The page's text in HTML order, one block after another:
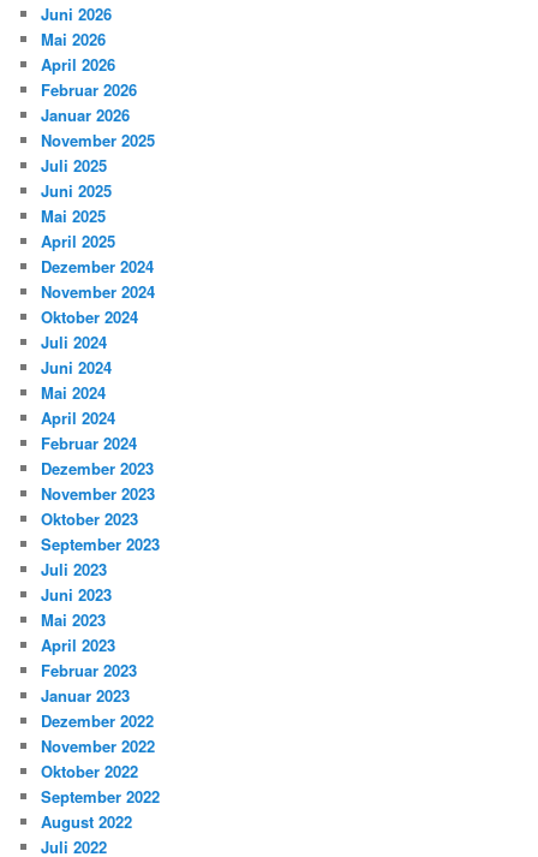
Juni 2026
Mai 2026
April 2026
Februar 2026
Januar 2026
November 2025
Juli 2025
Juni 2025
Mai 2025
April 2025
Dezember 2024
November 2024
Oktober 2024
Juli 2024
Juni 2024
Mai 2024
April 2024
Februar 2024
Dezember 2023
November 2023
Oktober 2023
September 2023
Juli 2023
Juni 2023
Mai 2023
April 2023
Februar 2023
Januar 2023
Dezember 2022
November 2022
Oktober 2022
September 2022
August 2022
Juli 2022